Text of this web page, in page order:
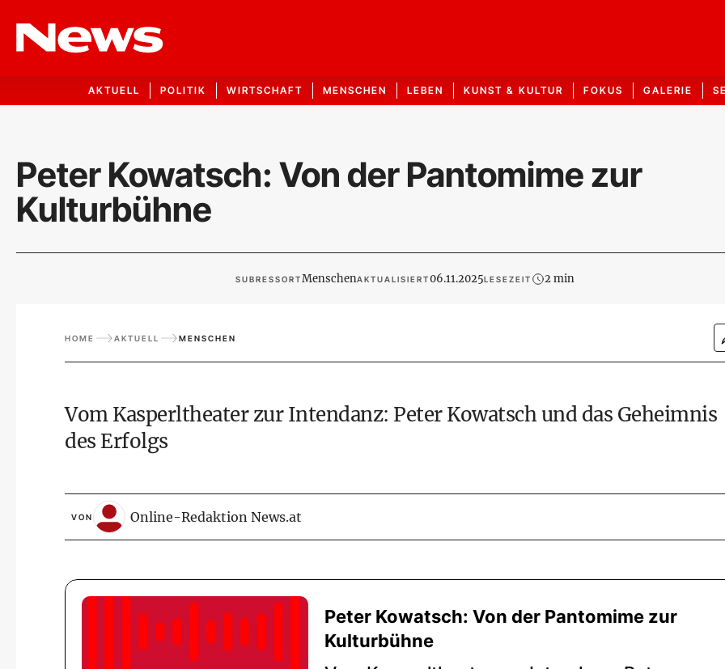
AKTUELL POLITIK WIRTSCHAFT MENSCHEN LEBEN KUNST & KULTUR FOKUS GALERIE
Peter Kowatsch: Von der Pantomime zur
Kulturbühne
SUBRESSORTMenschenAKTUALISIERT06.11.2025LESEZEIT 2 min
HOME AKTUELL MENSCHEN
Vom Kasperltheater zur Intendanz: Peter Kowatsch und das Geheimnis
des Erfolgs
VON Online-Redaktion News.at